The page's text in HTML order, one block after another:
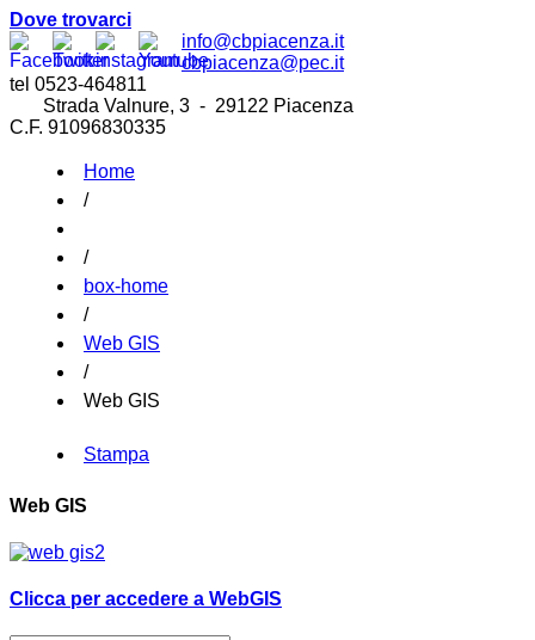
Dove trovarci
info@cbpiacenza.it
cbpiacenza@pec.it
tel 0523-464811
Strada Valnure, 3 - 29122 Piacenza
C.F. 91096830335
Home
/
/
box-home
/
Web GIS
/
Web GIS
Stampa
Web GIS
Clicca per accedere a WebGIS